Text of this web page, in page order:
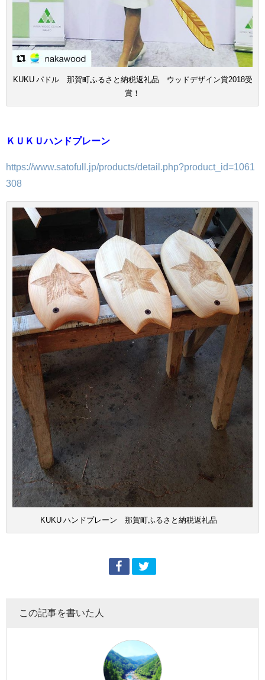
KUKU パドル 那賀町ふるさと納税返礼品 ウッドデザイン賞2018受
賞！
ＫＵＫＵハンドプレーン
https://www.satofull.jp/products/detail.php?product_id=1061
308
KUKU ハンドプレーン 那賀町ふるさと納税返礼品
この記事を書いた人